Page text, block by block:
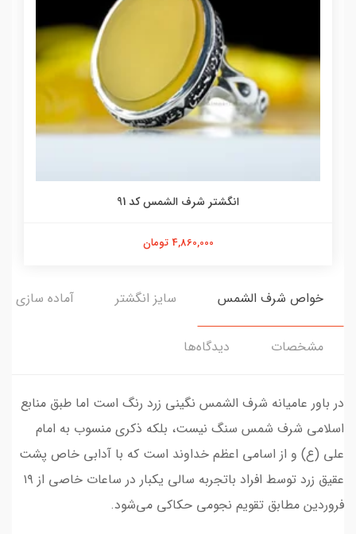
انگشتر شرف الشمس کد 91
4,860,000 تومان
خواص شرف الشمس سایز انگشتر آماده سازی و
مشخصات دیدگاه‌ها
در باور عامیانه شرف الشمس نگینی زرد رنگ است اما طبق منابع
اسلامی شرف شمس سنگ نیست، بلکه ذکری منسوب به امام
علی (ع) و از اسامی اعظم خداوند است که با آدابی خاص پشت
عقیق زرد توسط افراد باتجربه سالی یکبار در ساعات خاصی از ۱۹
فروردین مطابق تقویم‌ نجومی حکاکی می‌شود.